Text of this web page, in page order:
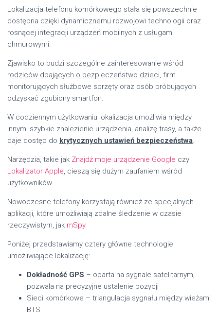
Lokalizacja telefonu komórkowego stała się powszechnie
dostępna dzięki dynamicznemu rozwojowi technologii oraz
rosnącej integracji urządzeń mobilnych z usługami
chmurowymi.
Zjawisko to budzi szczególne zainteresowanie wśród
rodziców dbających o bezpieczeństwo dzieci, firm
monitorujących służbowe sprzęty oraz osób próbujących
odzyskać zgubiony smartfon.
W codziennym użytkowaniu lokalizacja umożliwia między
innymi szybkie znalezienie urządzenia, analizę trasy, a także
daje dostęp do krytycznych ustawień bezpieczeństwa.
Narzędzia, takie jak Znajdź moje urządzenie Google czy
Lokalizator Apple, cieszą się dużym zaufaniem wśród
użytkowników.
Nowoczesne telefony korzystają również ze specjalnych
aplikacji, które umożliwiają zdalne śledzenie w czasie
rzeczywistym, jak mSpy.
Poniżej przedstawiamy cztery główne technologie
umożliwiające lokalizację:
Dokładność GPS – oparta na sygnale satelitarnym,
pozwala na precyzyjne ustalenie pozycji
Sieci komórkowe – triangulacja sygnału między wieżami
BTS